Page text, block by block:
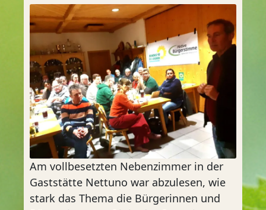
Am vollbesetzten Nebenzimmer in der
Gaststätte Nettuno war abzulesen, wie
stark das Thema die Bürgerinnen und